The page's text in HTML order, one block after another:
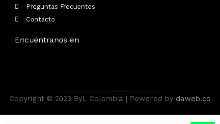
Preguntas Frecuentes
Contacto
Encuéntranos en
Copyright © 2023 ByL Colombia | Powered by daweb.co